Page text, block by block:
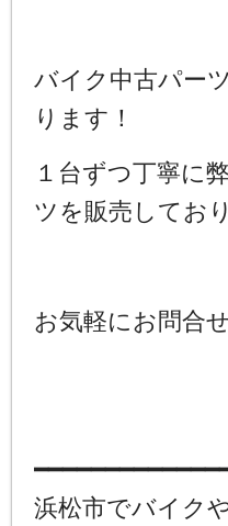
バイク中古パー
ります！
１台ずつ丁寧に
ツを販売してお
お気軽にお問合
浜松市でバイク